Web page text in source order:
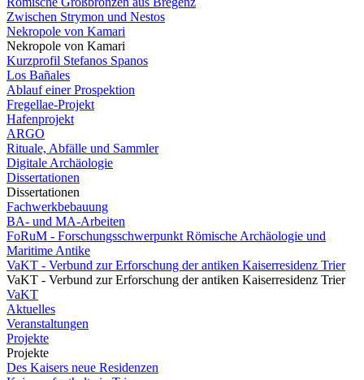
Zwischen Strymon und Nestos
Nekropole von Kamari
Nekropole von Kamari
Kurzprofil Stefanos Spanos
Los Bañales
Ablauf einer Prospektion
Fregellae-Projekt
Hafenprojekt
ARGO
Rituale, Abfälle und Sammler
Digitale Archäologie
Dissertationen
Dissertationen
Fachwerkbebauung
BA- und MA-Arbeiten
FoRuM - Forschungsschwerpunkt Römische Archäologie und
Maritime Antike
VaKT - Verbund zur Erforschung der antiken Kaiserresidenz Trier
VaKT - Verbund zur Erforschung der antiken Kaiserresidenz Trier
VaKT
Aktuelles
Veranstaltungen
Projekte
Projekte
Des Kaisers neue Residenzen